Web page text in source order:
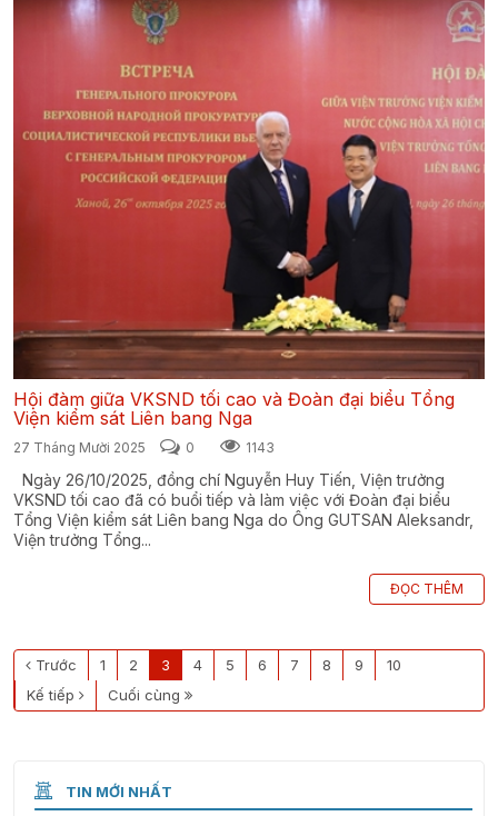
Hội đàm giữa VKSND tối cao và Đoàn đại biểu Tổng
Viện kiểm sát Liên bang Nga
27 Tháng Mười 2025 0 1143
Ngày 26/10/2025, đồng chí Nguyễn Huy Tiến, Viện trưởng
VKSND tối cao đã có buổi tiếp và làm việc với Đoàn đại biểu
Tổng Viện kiểm sát Liên bang Nga do Ông GUTSAN Aleksandr,
Viện trưởng Tổng...
ĐỌC THÊM
Trước 1 2 3 4 5 6 7 8 9
10
Kế tiếp
Cuối cùng
TIN MỚI NHẤT